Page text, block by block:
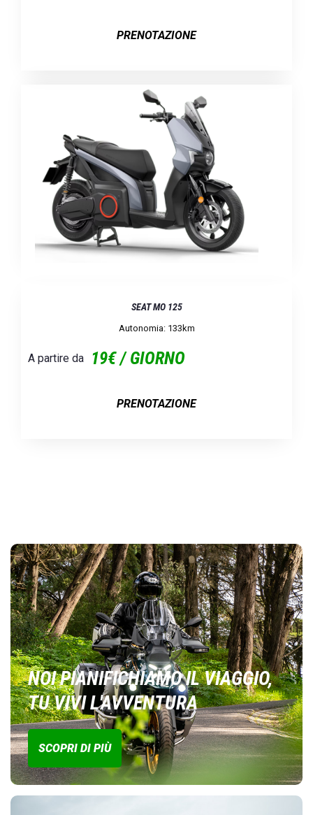
PRENOTAZIONE
SEAT MO 125
Autonomia: 133km
A partire da 19€ / GIORNO
PRENOTAZIONE
NOI PIANIFICHIAMO IL VIAGGIO,
TU VIVI L'AVVENTURA
SCOPRI DI PIÙ